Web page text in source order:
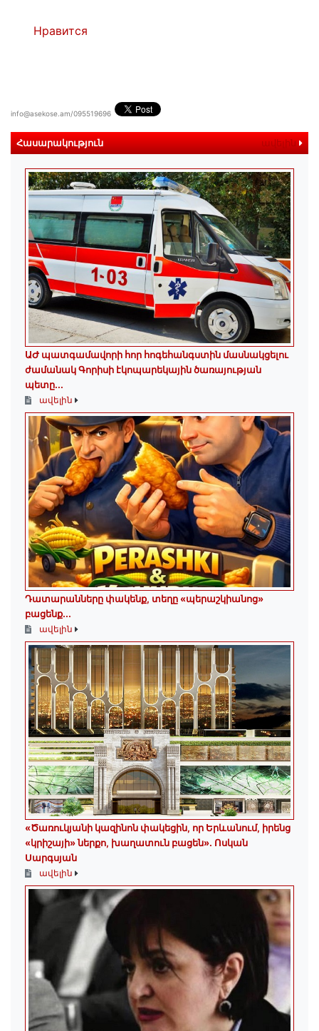
Нравится
info@asekose.am/095519696
Հասարակություն ավելին
ԱԺ պատգամավորի հոր հոգեհանգստին մասնակցելու
ժամանակ Գորիսի էկոպարեկային ծառայության
պետը...
ավելին
Դատարանները փակենք, տեղը «պերաշկիանոց»
բացենք․․․
ավելին
«Ծառուկյանի կազինոն փակեցին, որ Երևանում, իրենց
«կրիշայի» ներքո, խաղատուն բացեն»․ Ոսկան
Սարգսյան
ավելին